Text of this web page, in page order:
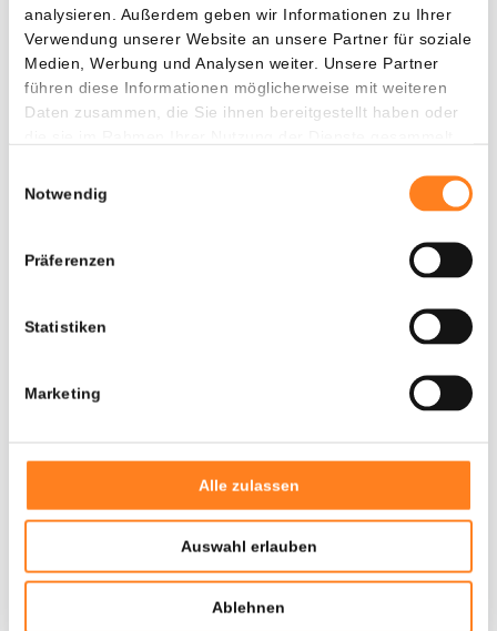
analysieren. Außerdem geben wir Informationen zu Ihrer
Verwendung unserer Website an unsere Partner für soziale
Medien, Werbung und Analysen weiter. Unsere Partner
führen diese Informationen möglicherweise mit weiteren
Daten zusammen, die Sie ihnen bereitgestellt haben oder
Notwendig
Präferenzen
Statistiken
Marketing
Alle zulassen
Auswahl erlauben
Ablehnen
je dollar-cost averaging had toegepast op
verschillende cryptocurrencies.
Hätte investiert In
$
opgehaald, probeer het later opnieuw.